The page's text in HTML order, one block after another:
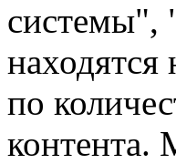
системы",
по
контента.